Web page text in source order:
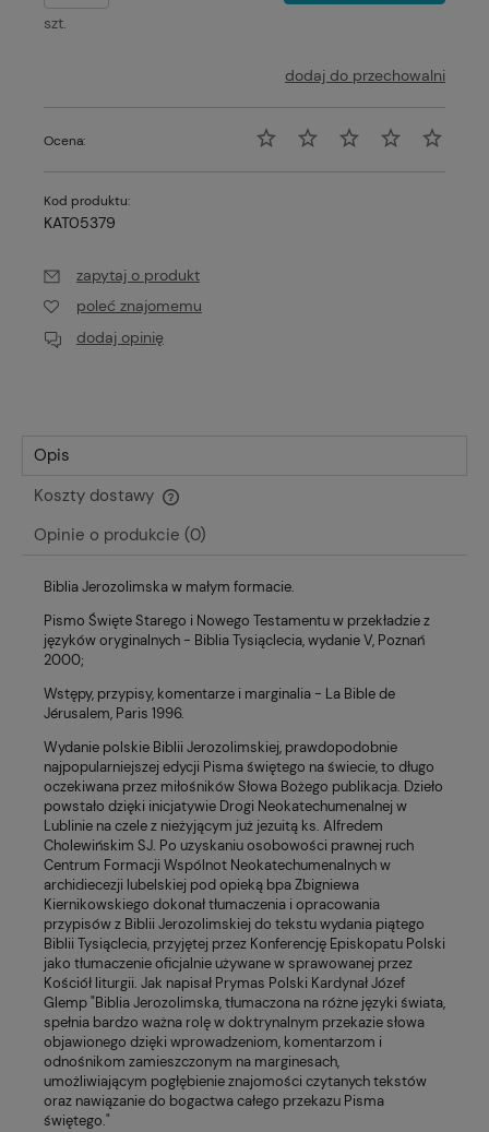
szt.
dodaj do przechowalni
Ocena:
Kod produktu:
KAT05379
zapytaj o produkt
poleć znajomemu
dodaj opinię
Opis
Koszty dostawy
Cena nie zawiera ewentualnych kosztów płatności
Opinie o produkcie (0)
Biblia Jerozolimska w małym formacie.
Pismo Święte Starego i Nowego Testamentu w przekładzie z
języków oryginalnych - Biblia Tysiąclecia, wydanie V, Poznań
2000;
Wstępy, przypisy, komentarze i marginalia - La Bible de
Jérusalem, Paris 1996.
Wydanie polskie Biblii Jerozolimskiej, prawdopodobnie
najpopularniejszej edycji Pisma świętego na świecie, to długo
oczekiwana przez miłośników Słowa Bożego publikacja. Dzieło
powstało dzięki inicjatywie Drogi Neokatechumenalnej w
Lublinie na czele z nieżyjącym już jezuitą ks. Alfredem
Cholewińskim SJ. Po uzyskaniu osobowości prawnej ruch
Centrum Formacji Wspólnot Neokatechumenalnych w
archidiecezji lubelskiej pod opieką bpa Zbigniewa
Kiernikowskiego dokonał tłumaczenia i opracowania
przypisów z Biblii Jerozolimskiej do tekstu wydania piątego
Biblii Tysiąclecia, przyjętej przez Konferencję Episkopatu Polski
jako tłumaczenie oficjalnie używane w sprawowanej przez
Kościół liturgii. Jak napisał Prymas Polski Kardynał Józef
Glemp "Biblia Jerozolimska, tłumaczona na różne języki świata,
spełnia bardzo ważna rolę w doktrynalnym przekazie słowa
objawionego dzięki wprowadzeniom, komentarzom i
odnośnikom zamieszczonym na marginesach,
umożliwiającym pogłębienie znajomości czytanych tekstów
oraz nawiązanie do bogactwa całego przekazu Pisma
świętego."